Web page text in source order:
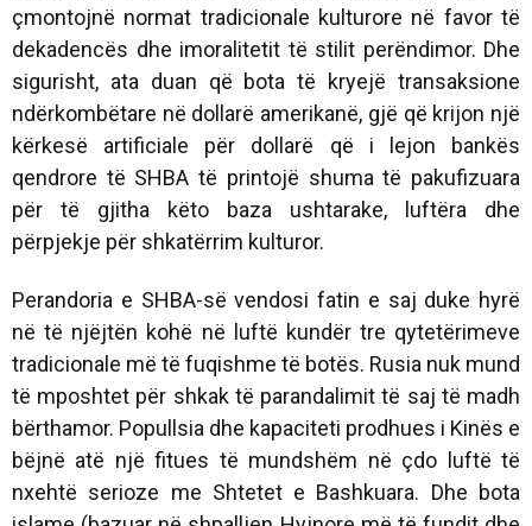
çmontojnë normat tradicionale kulturore në favor të
dekadencës dhe imoralitetit të stilit perëndimor. Dhe
sigurisht, ata duan që bota të kryejë transaksione
ndërkombëtare në dollarë amerikanë, gjë që krijon një
kërkesë artificiale për dollarë që i lejon bankës
qendrore të SHBA të printojë shuma të pakufizuara
për të gjitha këto baza ushtarake, luftëra dhe
përpjekje për shkatërrim kulturor.
Perandoria e SHBA-së vendosi fatin e saj duke hyrë
në të njëjtën kohë në luftë kundër tre qytetërimeve
tradicionale më të fuqishme të botës. Rusia nuk mund
të mposhtet për shkak të parandalimit të saj të madh
bërthamor. Popullsia dhe kapaciteti prodhues i Kinës e
bëjnë atë një fitues të mundshëm në çdo luftë të
nxehtë serioze me Shtetet e Bashkuara. Dhe bota